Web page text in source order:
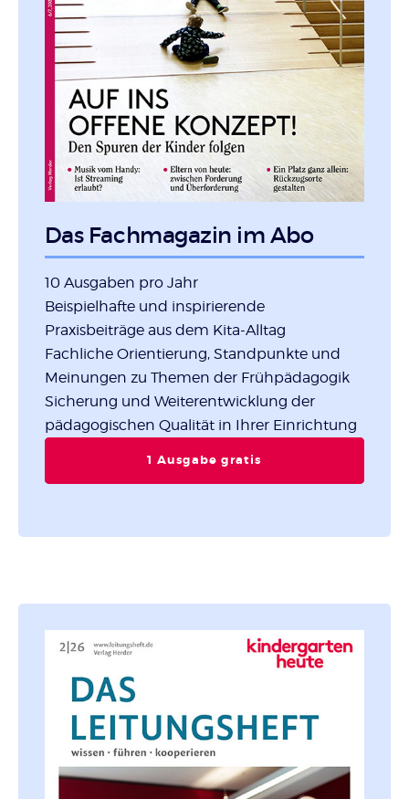
Das Fachmagazin im Abo
10 Ausgaben pro Jahr
Beispielhafte und inspirierende
Praxisbeiträge aus dem Kita-Alltag
Fachliche Orientierung, Standpunkte und
Meinungen zu Themen der Frühpädagogik
Sicherung und Weiterentwicklung der
pädagogischen Qualität in Ihrer Einrichtung
1 Ausgabe gratis